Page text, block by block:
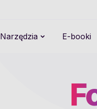
Narzędzia E-booki